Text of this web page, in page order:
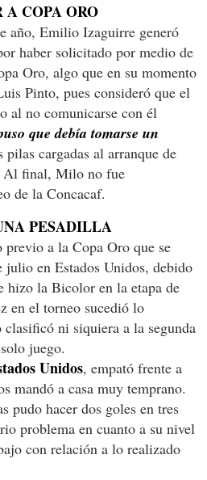
COPA ORO
año, Emilio Izaguirre generó
haber solicitado por medio de
Oro, algo que en su momento
Pinto, pues consideró que el
al no comunicarse con él
que debía tomarse un
cargadas al arranque de
Al final, Milo no fue
de la Concacaf.
PESADILLA
a la Copa Oro que se
julio en Estados Unidos, debido
hizo la Bicolor en la etapa de
en el torneo sucedió lo
ni siquiera a la segunda
juego.
Unidos, empató frente a
mandó a casa muy temprano.
pudo hacer dos goles en tres
problema en cuanto a su nivel
con relación a lo realizado